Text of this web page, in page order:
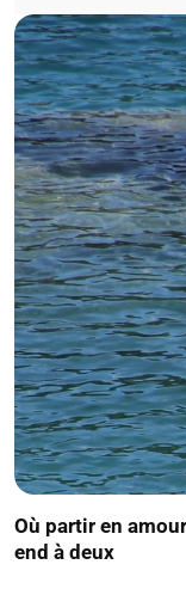
Où partir en
end à deux